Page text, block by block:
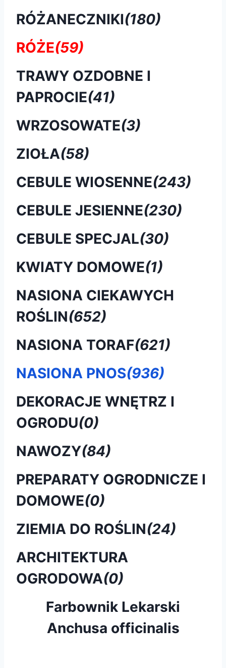
RÓŻANECZNIKI(180)
RÓŻE(59)
TRAWY OZDOBNE I
PAPROCIE(41)
WRZOSOWATE(3)
ZIOŁA(58)
CEBULE WIOSENNE(243)
CEBULE JESIENNE(230)
CEBULE SPECJAL(30)
KWIATY DOMOWE(1)
NASIONA CIEKAWYCH
ROŚLIN(652)
NASIONA TORAF(621)
NASIONA PNOS(936)
DEKORACJE WNĘTRZ I
OGRODU(0)
NAWOZY(84)
PREPARATY OGRODNICZE I
DOMOWE(0)
ZIEMIA DO ROŚLIN(24)
ARCHITEKTURA
OGRODOWA(0)
Farbownik Lekarski
Anchusa officinalis